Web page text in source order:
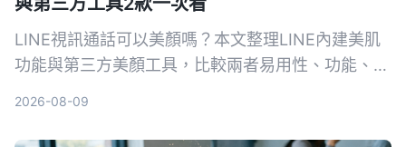
LINE視訊通話可以美顏嗎？本文整理LINE內建美肌
功能與第三方美顏工具，比較兩者易用性、功能、平
2026-08-09